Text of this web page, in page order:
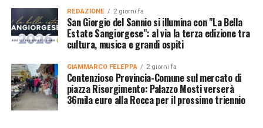
REDAZIONE 2 giorni fa
San Giorgio del Sannio si illumina con "La Bella
Estate Sangiorgese": al via la terza edizione tra
cultura, musica e grandi ospiti
GIAMMARCO FELEPPA 2 giorni fa
Contenzioso Provincia-Comune sul mercato di
piazza Risorgimento: Palazzo Mosti verserà
36mila euro alla Rocca per il prossimo triennio